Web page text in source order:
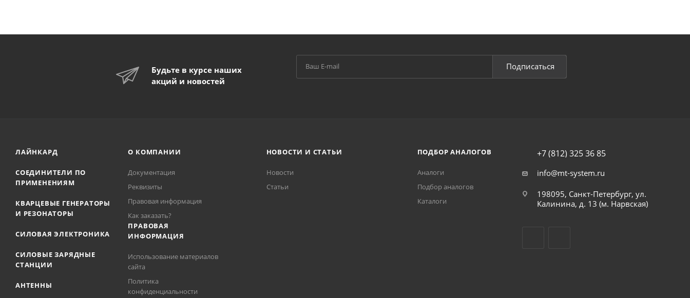
Будьте в курсе наших
акций и новостей
Подписаться
ЛАЙНКАРД
СОЕДИНИТЕЛИ ПО
ПРИМЕНЕНИЯМ
КВАРЦЕВЫЕ ГЕНЕРАТОРЫ
И РЕЗОНАТОРЫ
СИЛОВАЯ ЭЛЕКТРОНИКА
СИЛОВЫЕ ЗАРЯДНЫЕ
СТАНЦИИ
АНТЕННЫ
О КОМПАНИИ
Документация
Реквизиты
Правовая информация
Как заказать?
ПРАВОВАЯ
ИНФОРМАЦИЯ
Использование материалов
сайта
Политика
конфиденциальности
НОВОСТИ И СТАТЬИ
Новости
Статьи
ПОДБОР АНАЛОГОВ
Аналоги
Подбор аналогов
Каталоги
+7 (812) 325 36 85
info@mt-system.ru
198095, Санкт-Петербург, ул.
Калинина, д. 13 (м. Нарвская)